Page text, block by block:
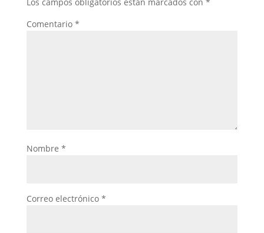
Comentario *
Nombre *
Correo electrónico *